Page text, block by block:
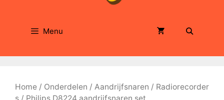
Menu
Home / Onderdelen / Aandrijfsnaren / Radiorecorder
s / Philips D8224 aandrijfsnaren set